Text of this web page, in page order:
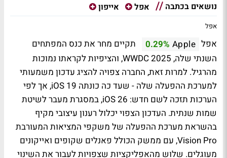
נושאים בכתבה אפל אייפון
אפל
אפל Apple
0.29%
תקיים מחר את כנס המפתחים
השנתי שלה, WWDC 2025, והציפיות לקראתו נמוכות
מהרגיל. למרות זאת, החברה צפויה להציג עדכון משמעותי
למערכת ההפעלה שלה - שעד כה כונתה iOS 19, אך לפי
הערכות תזכה לשם חדש: iOS 26, במסגרת מעבר לשיטת
שמות שנתית. העדכון הצפוי יכלול רענון עיצובי מקיף
בהשראת מערכת ההפעלה של משקפי המציאות המעורבת
Vision Pro, עם ממשק הכולל פאנלים שקופים ואייקונים
מעוגלים. שלוש מהאפליקציות שצפויות לעבור את השינוי